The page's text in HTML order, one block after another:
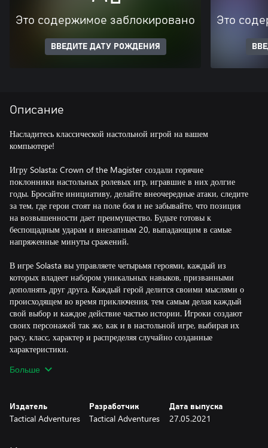
Это содержимое заблокировано
ВВЕДИТЕ ДАТУ РОЖДЕНИЯ
Это
Описание
Насладитесь классической настольной игрой на вашем
компьютере!
Игру Solasta: Crown of the Magister создали горячие
поклонники настольных ролевых игр, игравшие в них долгие
годы. Бросайте инициативу, делайте внеочередные атаки, следите
за тем, где герои стоят на поле боя и не забывайте, что позиция
на возвышенности дает преимущество. Будьте готовы к
беспощадным ударам и внезапным 20, выпадающим в самые
напряженные минуты сражений.​
В игре Solasta вы управляете четырьмя героями, каждый из
которых владеет набором уникальных навыков, призванными
дополнять друг друга. Каждый герой делится своими мыслями о
происходящем во время приключения, тем самым делая каждый
свой выбор и каждое действие частью истории. Игроки создают
своих персонажей так же, как и в настольной игре, выбирая их
расу, класс, характер и распределяя случайно созданные
характеристики.​
Выбор делаете вы, судьбу решает бросок игральной кости.
Особенности:
Больше
Издатель
Tactical Adventures
Разработчик
Tactical Adventures
Дата выпуска
27.05.2021